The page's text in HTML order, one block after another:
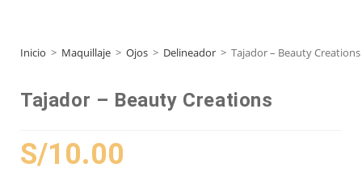
Inicio > Maquillaje > Ojos > Delineador > Tajador – Beauty Creations
Tajador – Beauty Creations
S/10.00